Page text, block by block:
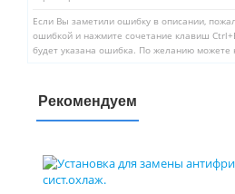
Если Вы заметили ошибку в описании,
ошибкой и нажмите сочетание клавиш
будет указана ошибка. По желанию можете
Рекомендуем